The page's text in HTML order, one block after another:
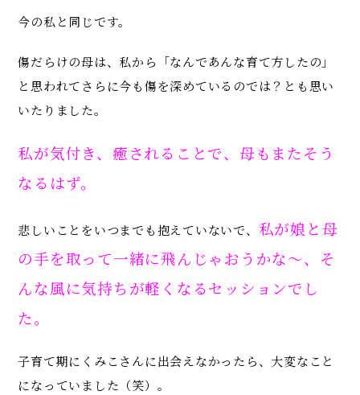
今の私と同じです。
傷だらけの母は、私から「なんであんな育て方したの」
と思われてさらに今も傷を深めているのでは？とも思い
いたりました。
私が気付き、癒されることで、母もまたそう
なるはず。
悲しいことをいつまでも抱えていないで、 私が娘と母
の手を取って一緒に飛んじゃおうかな〜、そ
んな風に気持ちが軽くなるセッションでし
た。
子育て期にくみこさんに出会えなかったら、大変なこと
になっていました（笑）。